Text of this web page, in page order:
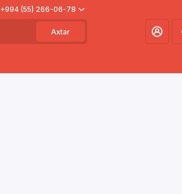
+994 (55) 266-06-78
Axtar